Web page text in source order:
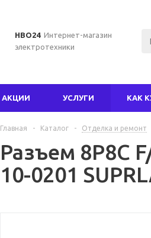
НВО24 Интернет-магазин
электротехники
АКЦИИ УСЛУГИ КАК
Главная - Каталог - Отделка и ремонт
Разъем 8P8C
10-0201